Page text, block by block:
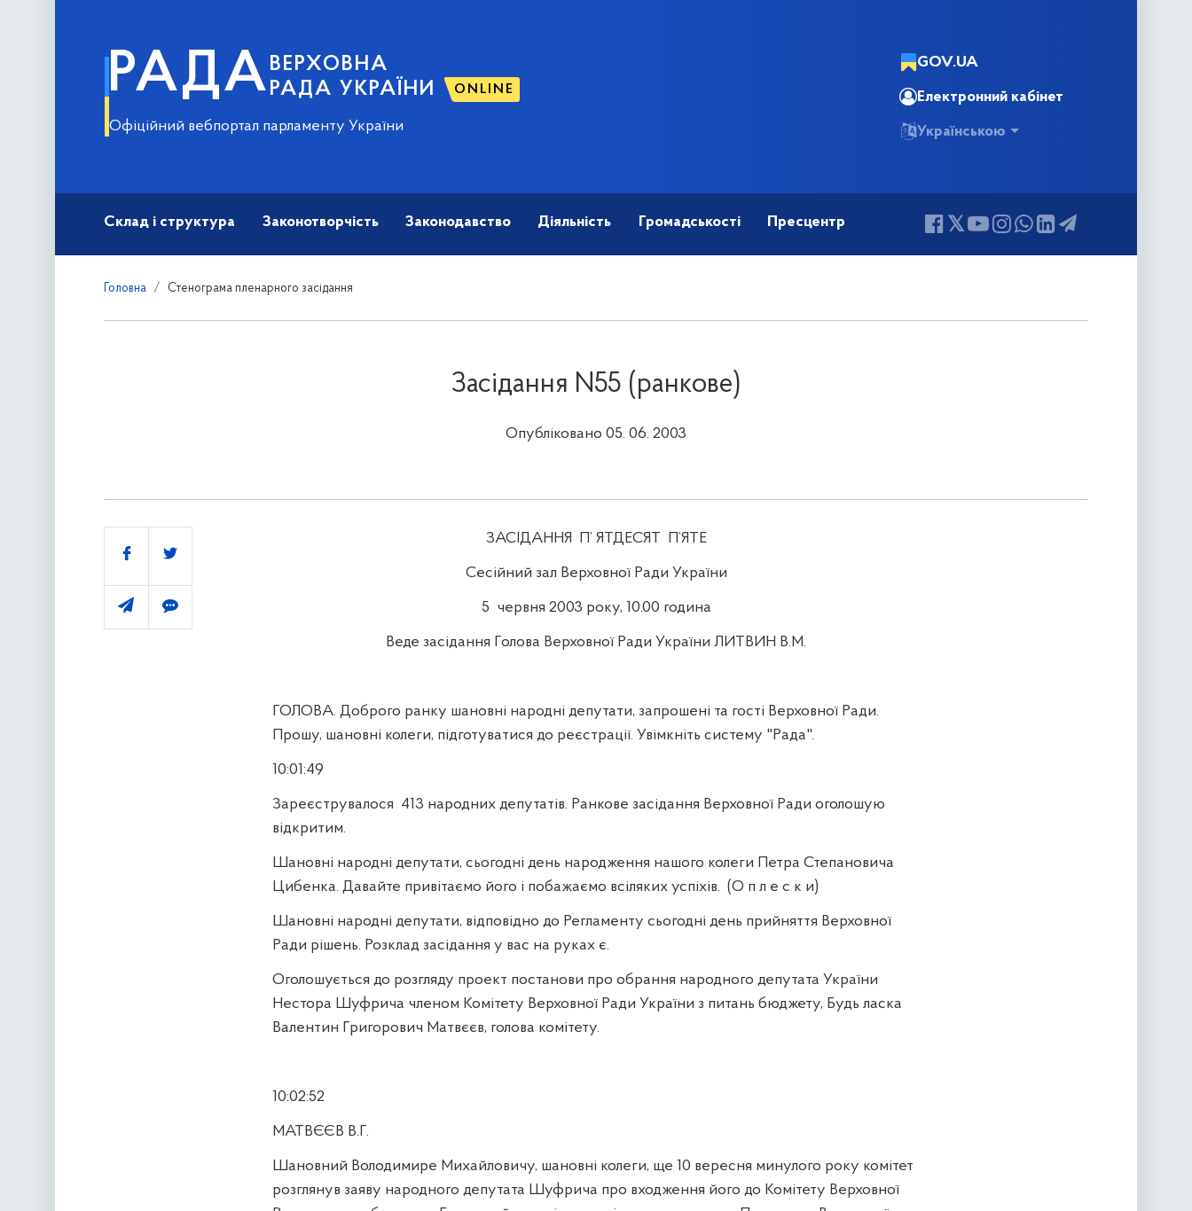
РАДА ВЕРХОВНА
РАДА УКРАЇНИ
ONLINE
Офіційний вебпортал парламенту України
GOV.UA
Електронний кабінет
Українською
Склад і структура Законотворчість Законодавство Діяльність Громадськості Пресцентр
Головна Стенограма пленарного засідання
Засідання N55 (ранкове)
Опубліковано 05. 06. 2003
ЗАСІДАННЯ П’ ЯТДЕСЯТ П’ЯТЕ
Сесійний зал Верховної Ради України
5 червня 2003 року, 10.00 година
Веде засідання Голова Верховної Ради України ЛИТВИН В.М.
ГОЛОВА. Доброго ранку шановні народні депутати, запрошені та гості Верховної Ради.
Прошу, шановні колеги, підготуватися до реєстрації. Увімкніть систему "Рада".
10:01:49
Зареєструвалося 413 народних депутатів. Ранкове засідання Верховної Ради оголошую
відкритим.
Шановні народні депутати, сьогодні день народження нашого колеги Петра Степановича
Цибенка. Давайте привітаємо його і побажаємо всіляких успіхів. (О п л е с к и)
Шановні народні депутати, відповідно до Регламенту сьогодні день прийняття Верховної
Ради рішень. Розклад засідання у вас на руках є.
Оголошується до розгляду проект постанови про обрання народного депутата України
Нестора Шуфрича членом Комітету Верховної Ради України з питань бюджету, Будь ласка
Валентин Григорович Матвєєв, голова комітету.
10:02:52
МАТВЄЄВ В.Г.
Шановний Володимире Михайловичу, шановні колеги, ще 10 вересня минулого року комітет
розглянув заяву народного депутата Шуфрича про входження його до Комітету Верховної
Поділитись